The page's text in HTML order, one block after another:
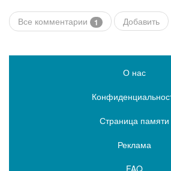
Все комментарии 1 Добавить
О нас
Страница памяти
Реклама
FAQ